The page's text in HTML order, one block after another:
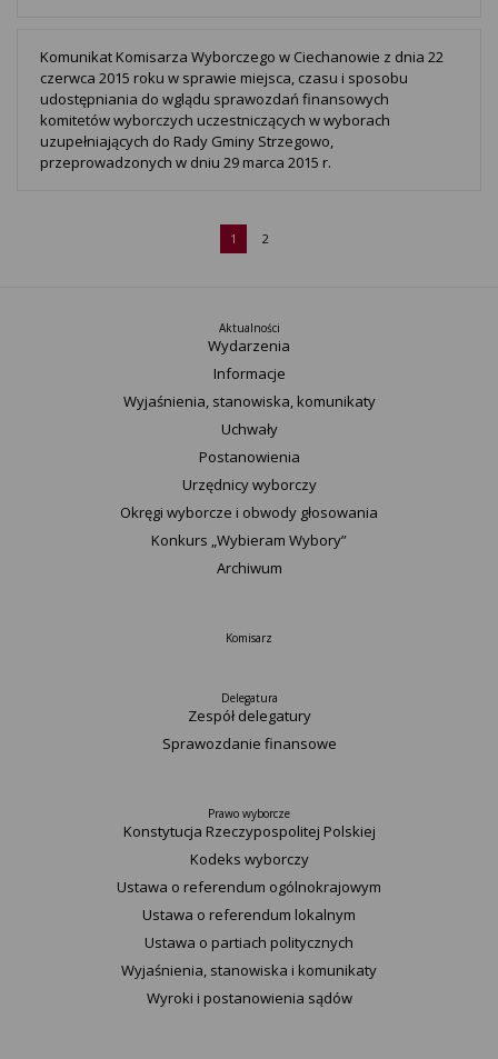
Komunikat Komisarza Wyborczego w Ciechanowie z dnia 22
czerwca 2015 roku w sprawie miejsca, czasu i sposobu
udostępniania do wglądu sprawozdań finansowych
komitetów wyborczych uczestniczących w wyborach
uzupełniających do Rady Gminy Strzegowo,
przeprowadzonych w dniu 29 marca 2015 r.
1 2
Aktualności
Wydarzenia
Informacje
Wyjaśnienia, stanowiska, komunikaty
Uchwały
Postanowienia
Urzędnicy wyborczy
Okręgi wyborcze i obwody głosowania
Konkurs „Wybieram Wybory”
Archiwum
Komisarz
Delegatura
Zespół delegatury
Sprawozdanie finansowe
Prawo wyborcze
Konstytucja Rzeczypospolitej Polskiej​
Kodeks wyborczy
Ustawa o referendum ogólnokrajowym
Ustawa o referendum lokalnym
Ustawa o partiach politycznych
Wyjaśnienia, stanowiska i komunikaty
Wyroki i postanowienia sądów